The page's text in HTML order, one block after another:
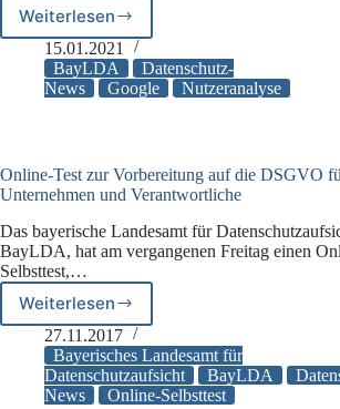
WeiterlesenDatenschutzproblem
mit
„reCAPTCHA“-
Dienst
15.01.2021
BayLDA
Datenschutz-
News
Google Nutzeranalyse
Online-Test zur Vorbereitung auf die DSGVO
Unternehmen und Verantwortliche
Das bayerische Landesamt für
BayLDA, hat am vergangenen Freitag einen
Selbsttest,…
Weiterlesen
Online-
Test
zur
Vorbereitung
auf
27.11.2017
Bayerisches Landesamt für
Datenschutzaufsicht
BayLDA
News
Online-Selbsttest